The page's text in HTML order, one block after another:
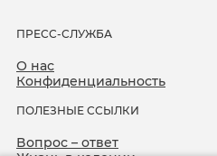
ПРЕСС-СЛУЖБА
О нас
Конфиденциальность
ПОЛЕЗНЫЕ ССЫЛКИ
Вопрос – ответ